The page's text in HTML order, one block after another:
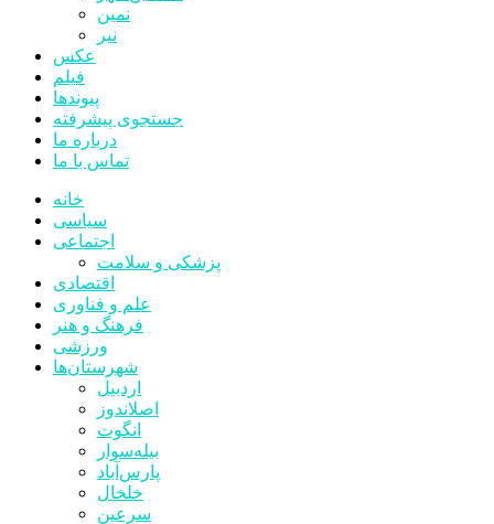
نمین
نیر
عکس
فیلم
پیوندها
جستجوی پیشرفته
درباره ما
تماس با ما
خانه
سیاسی
اجتماعی
پزشکی و سلامت
اقتصادی
علم و فناوری
فرهنگ و هنر
ورزشی
شهرستان‌ها
اردبیل
اصلاندوز
انگوت
بیله‌سوار
پارس‌آباد
خلخال
سرعین